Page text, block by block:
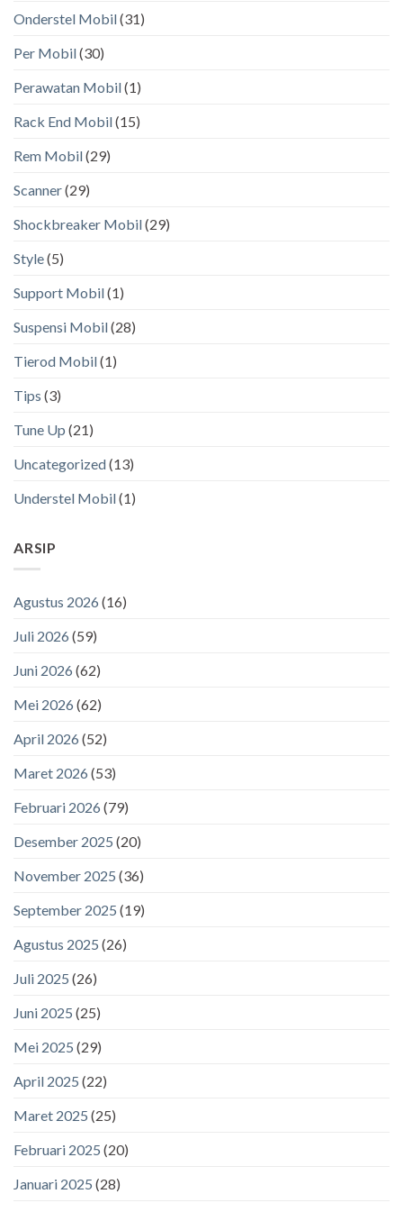
Onderstel Mobil(31)
Per Mobil(30)
Perawatan Mobil(1)
Rack End Mobil(15)
Rem Mobil(29)
Scanner(29)
Shockbreaker Mobil(29)
Style(5)
Support Mobil(1)
Suspensi Mobil(28)
Tierod Mobil(1)
Tips (3)
Tune Up (21)
Uncategorized(13)
Understel Mobil(1)
ARSIP
Agustus 2026 (16)
Juli 2026 (59)
Juni 2026 (62)
Mei 2026 (62)
April 2026 (52)
Maret 2026 (53)
Februari 2026 (79)
Desember 2025 (20)
November 2025 (36)
September 2025 (19)
Agustus 2025 (26)
Juli 2025 (26)
Juni 2025 (25)
Mei 2025 (29)
April 2025 (22)
Maret 2025 (25)
Februari 2025 (20)
Januari 2025 (28)